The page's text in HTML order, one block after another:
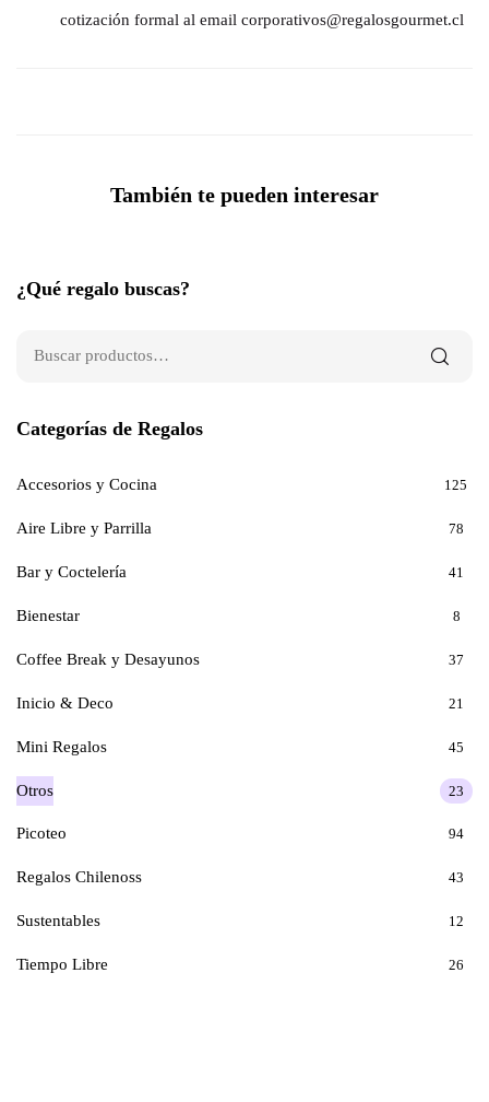
cotización formal al email corporativos@regalosgourmet.cl
También te pueden interesar
¿Qué regalo buscas?
Categorías de Regalos
Accesorios y Cocina 125
Aire Libre y Parrilla 78
Bar y Coctelería 41
Bienestar 8
Coffee Break y Desayunos 37
Inicio & Deco 21
Mini Regalos 45
Otros 23
Picoteo 94
Regalos Chilenoss 43
Sustentables 12
Tiempo Libre 26